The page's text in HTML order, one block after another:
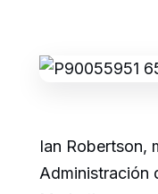
Ian Robertson,
Administración